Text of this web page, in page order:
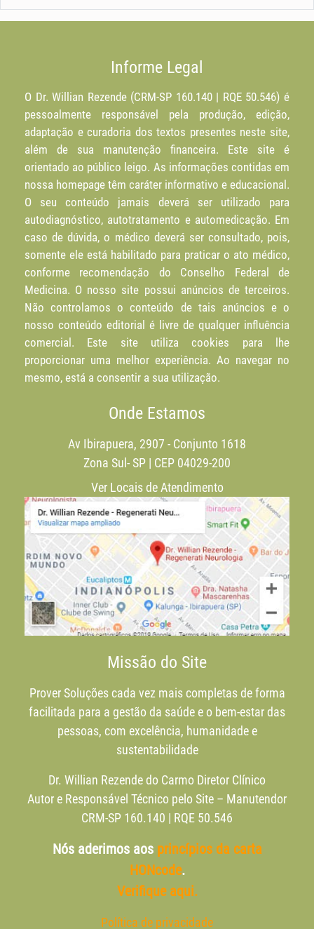
Informe Legal
O Dr. Willian Rezende (CRM-SP 160.140 | RQE 50.546) é
pessoalmente responsável pela produção, edição,
adaptação e curadoria dos textos presentes neste site,
além de sua manutenção financeira. Este site é
orientado ao público leigo. As informações contidas em
nossa homepage têm caráter informativo e educacional.
O seu conteúdo jamais deverá ser utilizado para
autodiagnóstico, autotratamento e automedicação. Em
caso de dúvida, o médico deverá ser consultado, pois,
somente ele está habilitado para praticar o ato médico,
conforme recomendação do Conselho Federal de
Medicina. O nosso site possui anúncios de terceiros.
Não controlamos o conteúdo de tais anúncios e o
nosso conteúdo editorial é livre de qualquer influência
comercial. Este site utiliza cookies para lhe
proporcionar uma melhor experiência. Ao navegar no
mesmo, está a consentir a sua utilização.
Onde Estamos
Av Ibirapuera, 2907 - Conjunto 1618
Zona Sul- SP | CEP 04029-200
Ver Locais de Atendimento
Missão do Site
Prover Soluções cada vez mais completas de forma
facilitada para a gestão da saúde e o bem-estar das
pessoas, com excelência, humanidade e
sustentabilidade
Dr. Willian Rezende do Carmo Diretor Clínico
Autor e Responsável Técnico pelo Site – Manutendor
CRM-SP 160.140 | RQE 50.546
Nós aderimos aos princípios da carta
HONcode.
Verifique aqui.
Política de privacidade